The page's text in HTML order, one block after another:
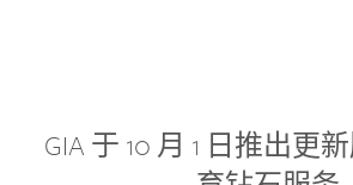
GIA 于 10 月 1 日推出更